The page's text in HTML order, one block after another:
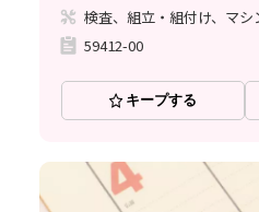
検査、組立・組付け、マシ
59412-00
キープする